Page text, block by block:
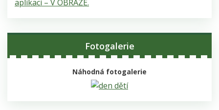
aplikaci – V OBRAZE.
Fotogalerie
Náhodná fotogalerie